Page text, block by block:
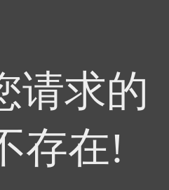
请求的
存在!